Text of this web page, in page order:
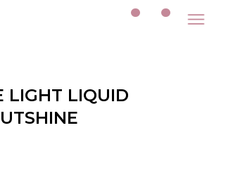
LIGHT LIQUID